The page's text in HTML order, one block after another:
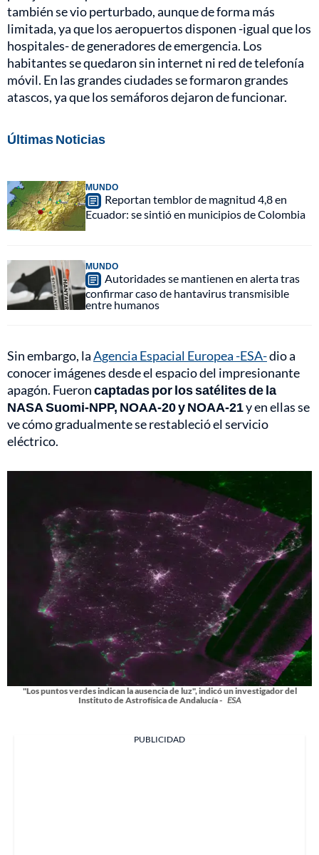
también se vio perturbado, aunque de forma más
limitada, ya que los aeropuertos disponen -igual que los
hospitales- de generadores de emergencia. Los
habitantes se quedaron sin internet ni red de telefonía
móvil. En las grandes ciudades se formaron grandes
atascos, ya que los semáforos dejaron de funcionar.
Últimas Noticias
MUNDO
Reportan temblor de magnitud 4,8 en
Ecuador: se sintió en municipios de Colombia
MUNDO
Autoridades se mantienen en alerta tras
confirmar caso de hantavirus transmisible
entre humanos
Sin embargo, laAgencia Espacial Europea -ESA-dio a
conocer imágenes desde el espacio del impresionante
apagón. Fueroncaptadas por los satélites de la
NASA Suomi-NPP, NOAA-20 y NOAA-21y en ellas se
ve cómo gradualmente se restableció el servicio
eléctrico.
"Los puntos verdes indican la ausencia de luz", indicó un investigador del
Instituto de Astrofísica de Andalucía - ESA
PUBLICIDAD